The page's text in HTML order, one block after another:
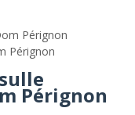
Pérignon
Pérignon